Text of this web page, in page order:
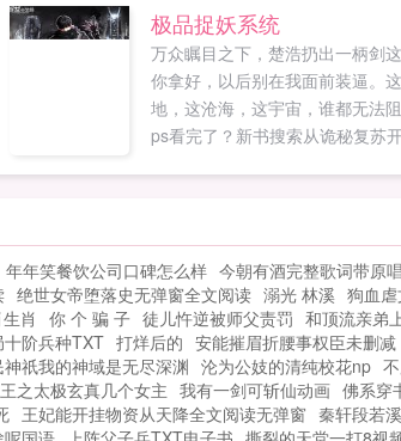
极品捉妖系统
万众瞩目之下，楚浩扔出一柄剑
你拿好，以后别在我面前装逼。
地，这沧海，这宇宙，谁都无法阻
ps看完了？新书搜索从诡秘复苏
年年笑餐饮公司口碑怎么样 今朝有酒完整歌词带原唱
绝世女帝堕落史无弹窗全文阅读 溺光 林溪 狗血
肖 你 个 骗 子 徒儿忤逆被师父责罚 和顶流亲弟
阶兵种TXT 打烊后的 安能摧眉折腰事权臣未删减
神祇我的神域是无尽深渊 沦为公妓的清纯校花np
之太极玄真几个女主 我有一剑可斩仙动画 佛系穿
王妃能开挂物资从天降全文阅读无弹窗 秦轩段若溪